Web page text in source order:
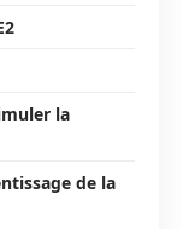
la
de la